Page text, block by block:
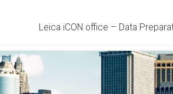
Leica iCON office – Data